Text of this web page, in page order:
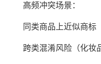
高频冲突场景：
同类商品上近似商标（
跨类混淆风险（化妆品